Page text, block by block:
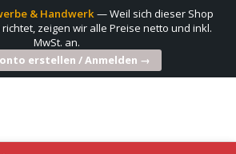
& Handwerk— Weil sich dieser Shop
zeigen wir alle Preise netto und inkl.
MwSt. an.
erstellen / Anmelden →